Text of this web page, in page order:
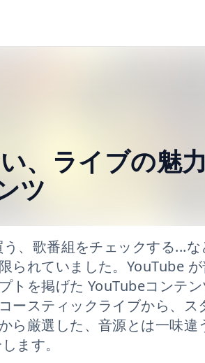
、ライブの魅
ツ
、歌番組をチェックする...
られていました。YouTube
トを掲げた YouTubeコンテ
ースティックライブから、ス
ら厳選した、音源とは一味違
ます。